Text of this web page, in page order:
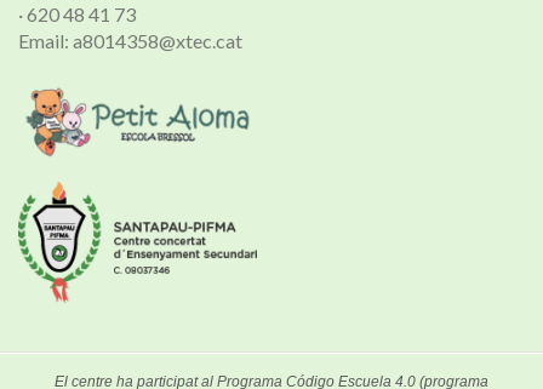
· 620 48 41 73
Email: a8014358@xtec.cat
El centre ha participat al Programa Código Escuela 4.0 (programa